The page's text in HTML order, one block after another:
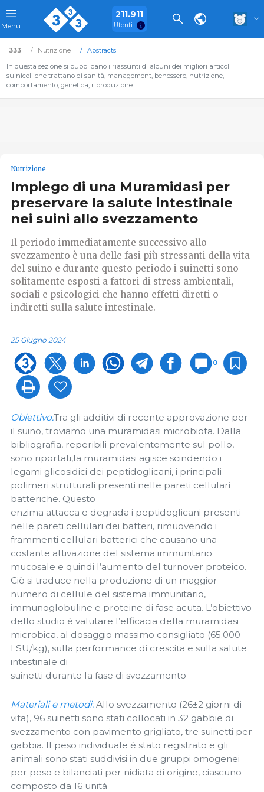
Menu
211.911
Utenti
333 Nutrizione
Abstracts
In questa sezione si pubblicano i riassunti di alcuni dei migliori articoli
suinicoli che trattano di sanità, management, benessere, nutrizione,
comportamento, genetica, riproduzione ...
Nutrizione
Impiego di una Muramidasi per
preservare la salute intestinale
nei suini allo svezzamento
Il periodo immediatamente successivo allo
svezzamento è una delle fasi più stressanti della vita
del suino e durante questo periodo i suinetti sono
solitamente esposti a fattori di stress ambientali,
sociali e psicologici che hanno effetti diretti o
indiretti sulla salute intestinale.
25 Giugno 2024
0
Obiettivo:Tra gli additivi di recente approvazione per
il suino, troviamo una muramidasi microbiota. Dalla
bibliografia, reperibili prevalentemente sul pollo,
sono riportati,la muramidasi agisce scindendo i
legami glicosidici dei peptidoglicani, i principali
polimeri strutturali presenti nelle pareti cellulari
batteriche. Questo
enzima attacca e degrada i peptidoglicani presenti
nelle pareti cellulari dei batteri, rimuovendo i
frammenti cellulari batterici che causano una
costante attivazione del sistema immunitario
mucosale e quindi l’aumento del turnover proteico.
Ciò si traduce nella produzione di un maggior
numero di cellule del sistema immunitario,
immunoglobuline e proteine di fase acuta. L’obiettivo
dello studio è valutare l’efficacia della muramidasi
microbica, al dosaggio massimo consigliato (65.000
LSU/kg), sulla performance di crescita e sulla salute
intestinale di
suinetti durante la fase di svezzamento
Materiali e metodi:Allo svezzamento (26±2 giorni di
vita), 96 suinetti sono stati collocati in 32 gabbie di
svezzamento con pavimento grigliato, tre suinetti per
gabbia. Il peso individuale è stato registrato e gli
animali sono stati suddivisi in due gruppi omogenei
per peso e bilanciati per nidiata di origine, ciascuno
composto da 16 unità